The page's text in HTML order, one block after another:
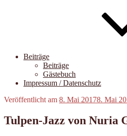
Beiträge
Beiträge
Gästebuch
Impressum / Datenschutz
Veröffentlicht am 8. Mai 20178. Mai
Tulpen-Jazz von Nuria